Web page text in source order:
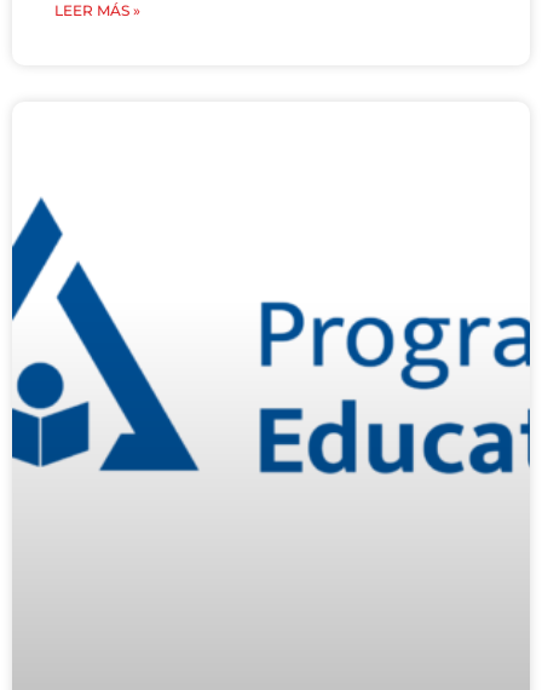
LEER MÁS »